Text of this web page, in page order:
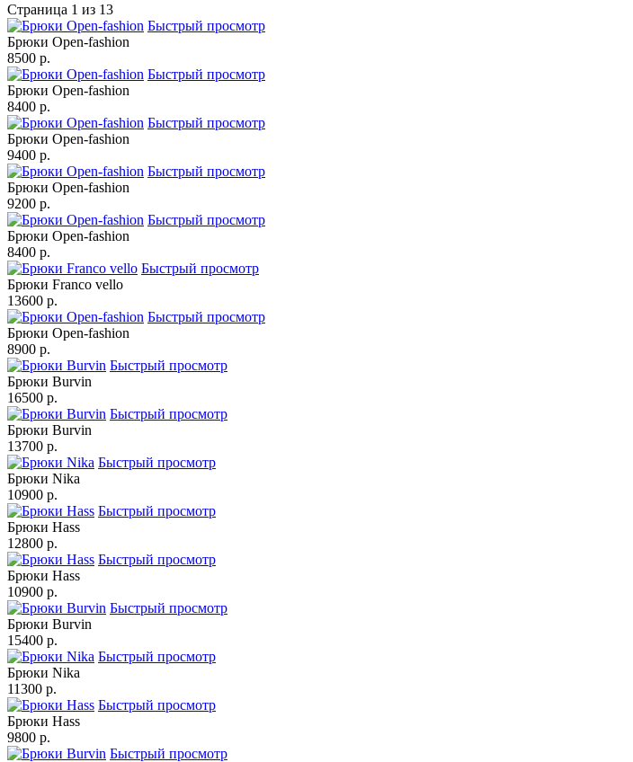
Страница 1 из 13
Быстрый просмотр
Брюки Open-fashion
8500 p.
Быстрый просмотр
Брюки Open-fashion
8400 p.
Быстрый просмотр
Брюки Open-fashion
9400 p.
Быстрый просмотр
Брюки Open-fashion
9200 p.
Быстрый просмотр
Брюки Open-fashion
8400 p.
Быстрый просмотр
Брюки Franco vello
13600 p.
Быстрый просмотр
Брюки Open-fashion
8900 p.
Быстрый просмотр
Брюки Burvin
16500 p.
Быстрый просмотр
Брюки Burvin
13700 p.
Быстрый просмотр
Брюки Nika
10900 p.
Быстрый просмотр
Брюки Hass
12800 p.
Быстрый просмотр
Брюки Hass
10900 p.
Быстрый просмотр
Брюки Burvin
15400 p.
Быстрый просмотр
Брюки Nika
11300 p.
Быстрый просмотр
Брюки Hass
9800 p.
Быстрый просмотр